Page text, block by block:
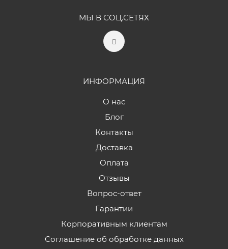
МЫ В СОЦ.СЕТЯХ
ИНФОРМАЦИЯ
О нас
Блог
Контакты
Доставка
Оплата
Отзывы
Вопрос-ответ
Гарантии
Корпоративным клиентам
Соглашение об обработке данных